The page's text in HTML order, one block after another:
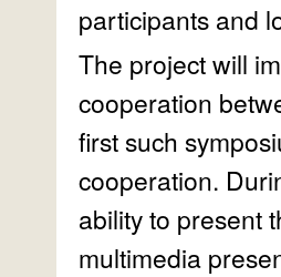
participants and
The project will
cooperation
first such
cooperation.
ability to present
multimedia